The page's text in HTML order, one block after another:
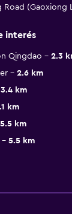
Road (Gaoxiong
interés
Qingdao
2.3
2.6 km
3.4 km
km
5.5 km
5.5 km